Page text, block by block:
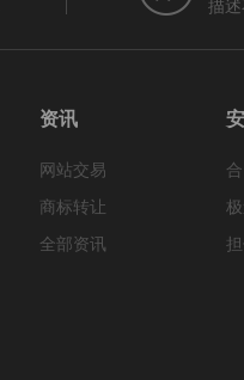
描
资讯
网站交易
商标转让
全部资讯